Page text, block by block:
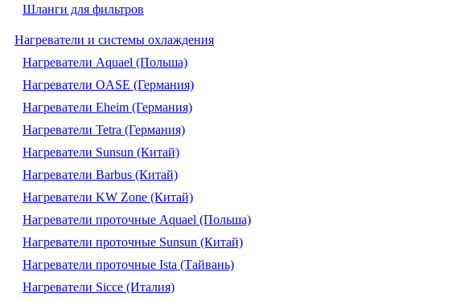
Шланги для фильтров
Нагреватели и системы охлаждения
Нагреватели Aquael (Польша)
Нагреватели OASE (Германия)
Нагреватели Eheim (Германия)
Нагреватели Tetra (Германия)
Нагреватели Sunsun (Китай)
Нагреватели Barbus (Китай)
Нагреватели KW Zone (Китай)
Нагреватели проточные Aquael (Польша)
Нагреватели проточные Sunsun (Китай)
Нагреватели проточные Ista (Тайвань)
Нагреватели Sicce (Италия)